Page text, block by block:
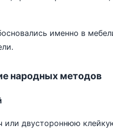
именно в
.
народных методов
или двустороннюю